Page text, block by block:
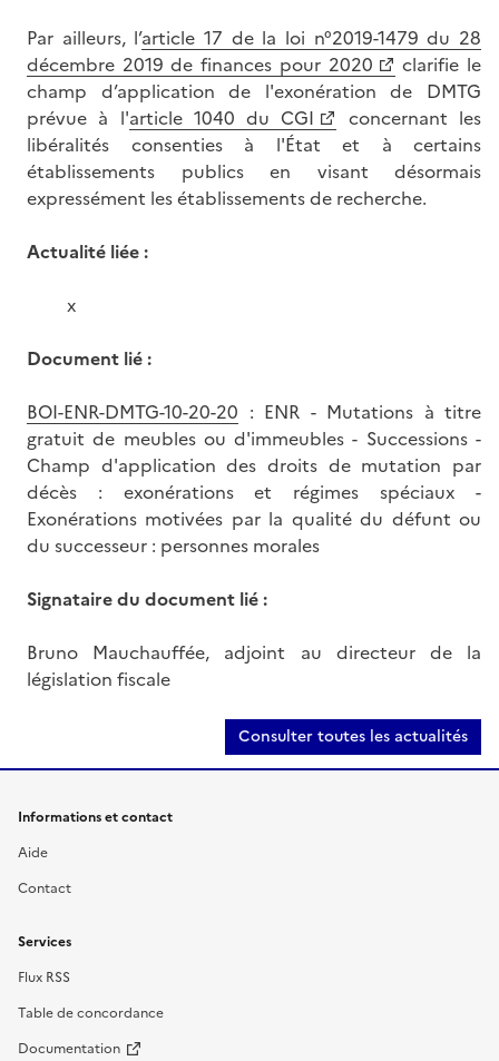
Par ailleurs, l’article 17 de la loi n°2019-1479 du 28
décembre 2019 de finances pour 2020
clarifie le
champ d’application de l'exonération de DMTG
prévue à l'article 1040 du CGI
concernant les
libéralités consenties à l'État et à certains
établissements publics en visant désormais
expressément les établissements de recherche.
Actualité liée :
x
Document lié :
BOI-ENR-DMTG-10-20-20 : ENR - Mutations à titre
gratuit de meubles ou d'immeubles - Successions -
Champ d'application des droits de mutation par
décès : exonérations et régimes spéciaux -
Exonérations motivées par la qualité du défunt ou
du successeur : personnes morales
Signataire du document lié :
Bruno Mauchauffée, adjoint au directeur de la
législation fiscale
Consulter toutes les actualités
Informations et contact
Aide
Contact
Services
Flux RSS
Table de concordance
Documentation